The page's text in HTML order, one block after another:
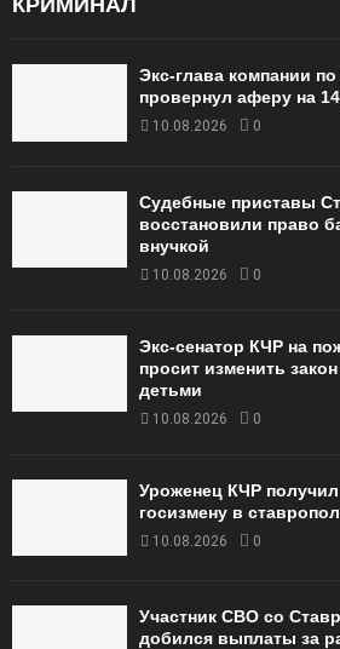
КРИМИНАЛ
Экс-глава компании
провернул аферу на
10.08.2026 0
Судебные приставы
восстановили право
внучкой
10.08.2026 0
Экс-сенатор КЧР на
просит изменить
детьми
10.08.2026 0
Уроженец КЧР
госизмену в
10.08.2026 0
Участник СВО со
добился выплаты за